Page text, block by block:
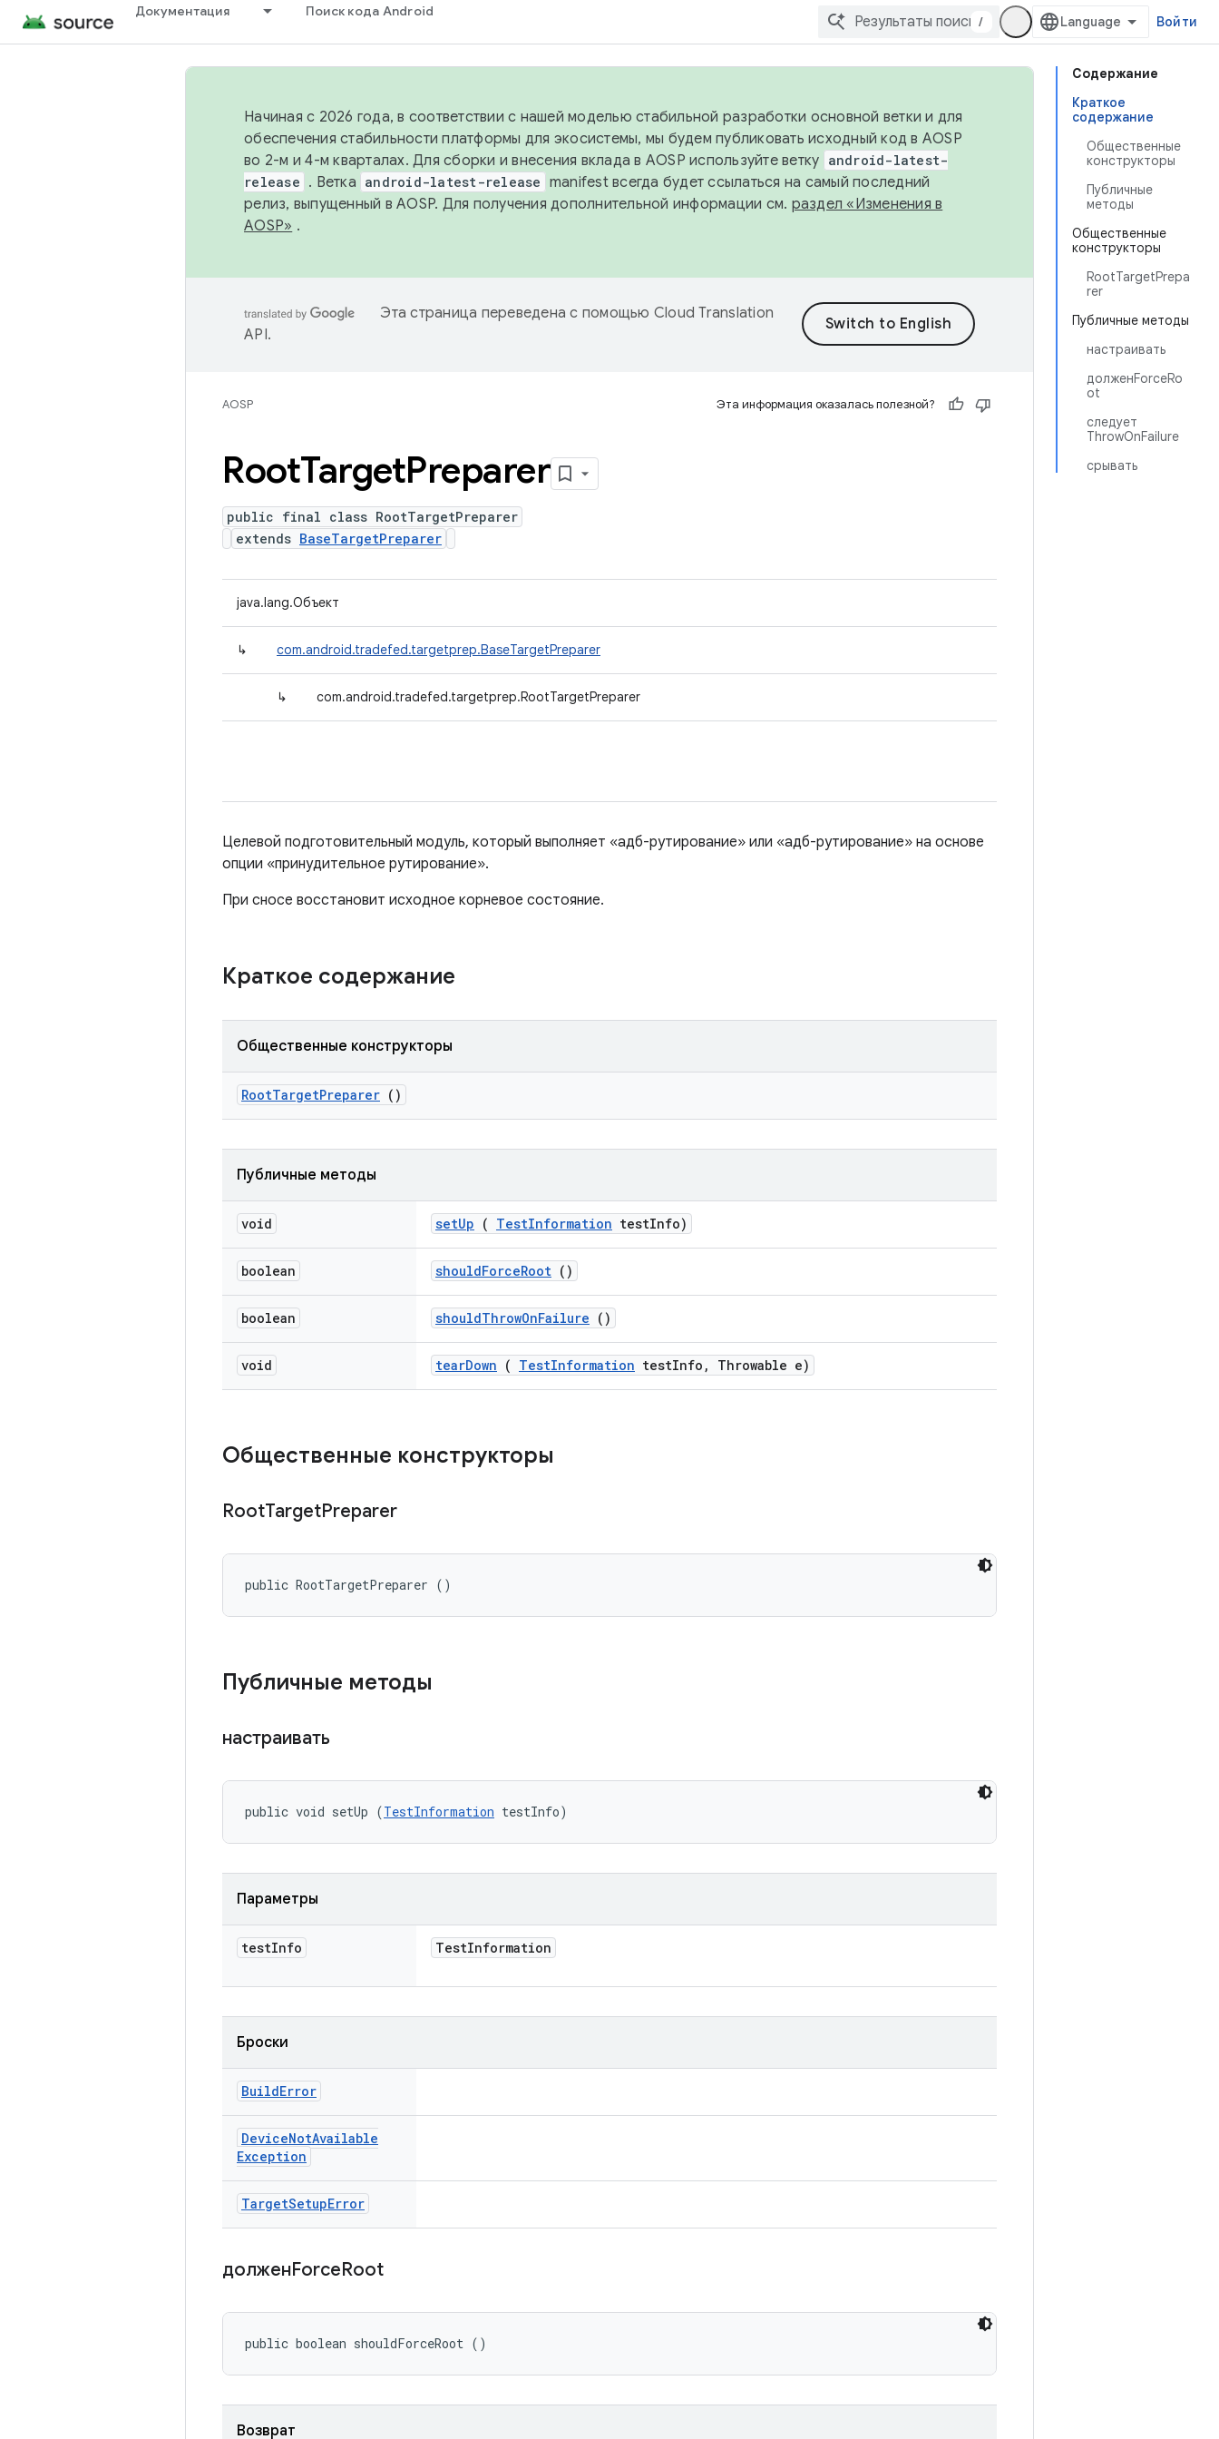
Документация Поиск кода Android
/ Войти
Содержание
Краткое
содержание
Общественные
конструкторы
Публичные
методы
Общественные
конструкторы
RootTargetPrepa
rer
Публичные методы
настраивать
долженForceRo
ot
следует
ThrowOnFailure
срывать
Начиная с 2026 года, в соответствии с нашей моделью стабильной разработки основной ветки и для
обеспечения стабильности платформы для экосистемы, мы будем публиковать исходный код в AOSP
во 2-м и 4-м кварталах. Для сборки и внесения вклада в AOSP используйте ветку android-latest-
release . Ветка android-latest-release manifest всегда будет ссылаться на самый последний
релиз, выпущенный в AOSP. Для получения дополнительной информации см. раздел «Изменения в
AOSP» .
Эта страница переведена с помощью Cloud Translation
API.
AOSP Эта информация оказалась полезной?
RootTargetPreparer
public final class RootTargetPreparer
extends BaseTargetPreparer
java.lang.Объект
↳ com.android.tradefed.targetprep.BaseTargetPreparer
↳ com.android.tradefed.targetprep.RootTargetPreparer
Целевой подготовительный модуль, который выполняет «адб-рутирование» или «адб-рутирование» на основе
опции «принудительное рутирование».
При сносе восстановит исходное корневое состояние.
Краткое содержание
Общественные конструкторы
RootTargetPreparer ()
Публичные методы
void setUp ( TestInformation testInfo)
boolean shouldForceRoot ()
boolean shouldThrowOnFailure ()
void tearDown ( TestInformation testInfo , Throwable e)
Общественные конструкторы
RootTargetPreparer
public RootTargetPreparer ()
Публичные методы
настраивать
public void setUp (TestInformation testInfo)
Параметры
testInfo TestInformation
Броски
BuildError
DeviceNotAvailable
Exception
TargetSetupError
долженForceRoot
public boolean shouldForceRoot ()
Возврат